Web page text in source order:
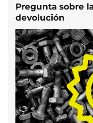
Pregunta sobre
devolución